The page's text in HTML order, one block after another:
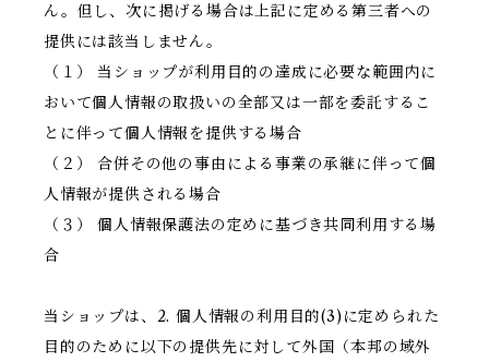
ん。但し、次に掲げる場合は上記に定める第三者への
提供には該当しません。
（１） 当ショップが利用目的の達成に必要な範囲内に
おいて個人情報の取扱いの全部又は一部を委託するこ
とに伴って個人情報を提供する場合
（２） 合併その他の事由による事業の承継に伴って個
人情報が提供される場合
（３） 個人情報保護法の定めに基づき共同利用する場
合
当ショップは、2. 個人情報の利用目的(3)に定められた
目的のために以下の提供先に対して外国（本邦の域外